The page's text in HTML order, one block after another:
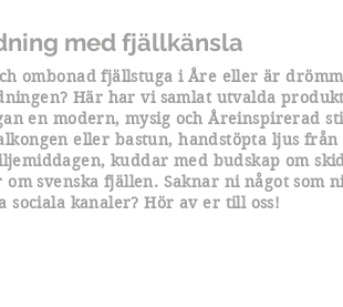
med fjällkänsla
ombonad fjällstuga i Åre eller är
Här har vi samlat utvalda
en modern, mysig och Åreinspirerad
eller bastun, handstöpta ljus
kuddar med budskap om
svenska fjällen. Saknar ni något som
sociala kanaler? Hör av er till oss!